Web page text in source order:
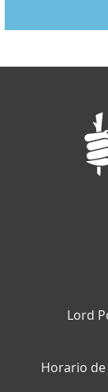
Lord
Horario de